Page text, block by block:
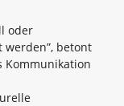
oder
betont
Kommunikation